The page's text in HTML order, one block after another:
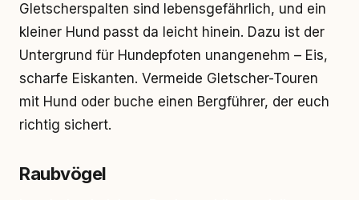
Gletscherspalten sind lebensgefährlich, und ein
kleiner Hund passt da leicht hinein. Dazu ist der
Untergrund für Hundepfoten unangenehm – Eis,
scharfe Eiskanten. Vermeide Gletscher-Touren
mit Hund oder buche einen Bergführer, der euch
richtig sichert.
Raubvögel